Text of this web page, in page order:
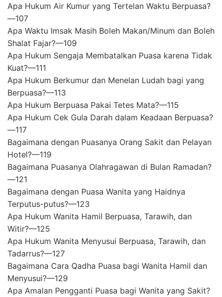
Apa Hukum Air Kumur yang Tertelan Waktu Berpuasa?
—107
Apa Waktu Imsak Masih Boleh Makan/Minum dan Boleh
Shalat Fajar?—109
Apa Hukum Sengaja Membatalkan Puasa karena Tidak
Kuat?—111
Apa Hukum Berkumur dan Menelan Ludah bagi yang
Berpuasa?—113
Apa Hukum Berpuasa Pakai Tetes Mata?—115
Apa Hukum Cek Gula Darah dalam Keadaan Berpuasa?
—117
Bagaimana dengan Puasanya Orang Sakit dan Pelayan
Hotel?—119
Bagaimana Puasanya Olahragawan di Bulan Ramadan?
—121
Bagaimana dengan Puasa Wanita yang Haidnya
Terputus-putus?—123
Apa Hukum Wanita Hamil Berpuasa, Tarawih, dan
Witir?—125
Apa Hukum Wanita Menyusui Berpuasa, Tarawih, dan
Tadarrus?—127
Bagaimana Cara Qadha Puasa bagi Wanita Hamil dan
Menyusui?—129
Apa Amalan Pengganti Puasa bagi Wanita yang Sakit?